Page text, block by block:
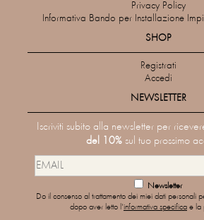
Privacy Policy
Informativa Bando per Installazione
SHOP
Registrati
Accedi
NEWSLETTER
Iscriviti subito alla newsletter per
del 10% sul tuo prossimo
Newsletter
Do il consenso al trattamento dei miei dati personali
dopo aver letto l'informativa specifica e la